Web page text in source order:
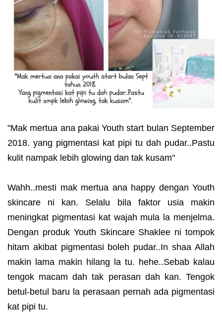
"Mak mertua ana pakai Youth start bulan September
2018. yang pigmentasi kat pipi tu dah pudar..Pastu
kulit nampak lebih glowing dan tak kusam"
Wahh..mesti mak mertua ana happy dengan Youth
skincare ni kan. Selalu bila faktor usia makin
meningkat pigmentasi kat wajah mula la menjelma.
Dengan produk Youth Skincare Shaklee ni tompok
hitam akibat pigmentasi boleh pudar..In shaa Allah
makin lama makin hilang la tu. hehe..Sebab kalau
tengok macam dah tak perasan dah kan. Tengok
betul-betul baru la perasaan pernah ada pigmentasi
kat pipi tu.